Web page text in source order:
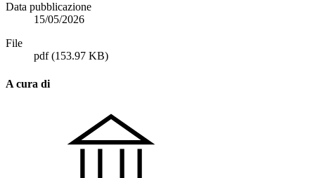
Data pubblicazione
15/05/2026
File
pdf(153.97 KB)
A cura di